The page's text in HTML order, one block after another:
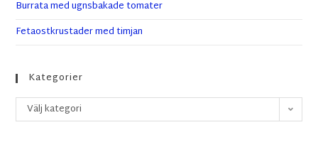
Burrata med ugnsbakade tomater
Fetaostkrustader med timjan
Kategorier
Välj kategori